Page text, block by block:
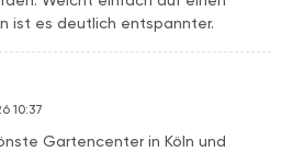
ist es deutlich entspannter.
10:37
Gartencenter in Köln und